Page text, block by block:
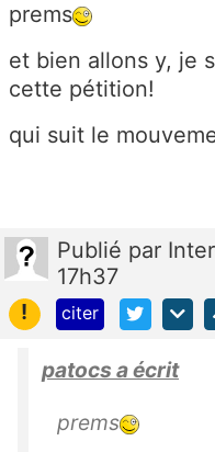
prems
et bien allons y, je
cette pétition!
qui suit le
Publié par
17h37
!
citer
patocs a écrit
prems